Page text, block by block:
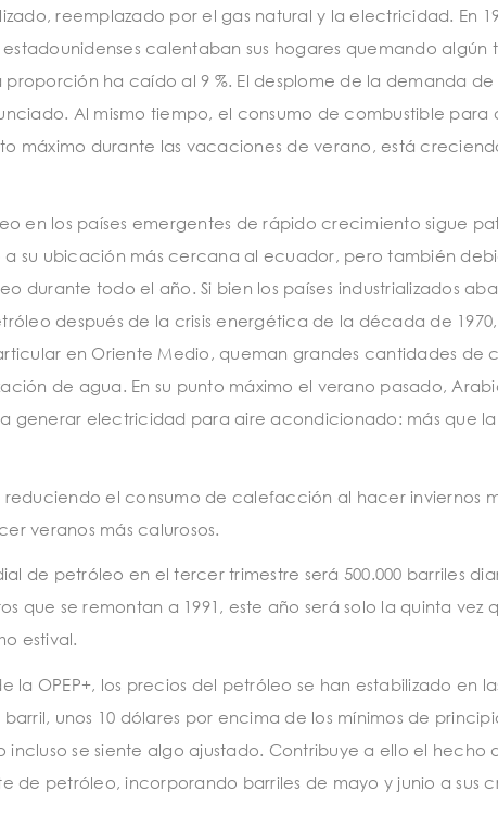
reemplazado por el gas natural y la electricidad. En
calentaban sus hogares quemando algún
ha caído al 9 %. El desplome de la demanda
Al mismo tiempo, el consumo de combustible para
máximo durante las vacaciones de verano, está
en los países emergentes de rápido crecimiento sigue
su ubicación más cercana al ecuador, pero también
durante todo el año. Si bien los países industrializados
después de la crisis energética de la década de
en Oriente Medio, queman grandes cantidades de
de agua. En su punto máximo el verano pasado,
generar electricidad para aire acondicionado: más que
el consumo de calefacción al hacer inviernos
veranos más calurosos.
de petróleo en el tercer trimestre será 500.000 barriles
que se remontan a 1991, este año será solo la quinta vez
estival.
OPEP+, los precios del petróleo se han estabilizado en
unos 10 dólares por encima de los mínimos de
se siente algo ajustado. Contribuye a ello el hecho
de petróleo, incorporando barriles de mayo y junio a sus